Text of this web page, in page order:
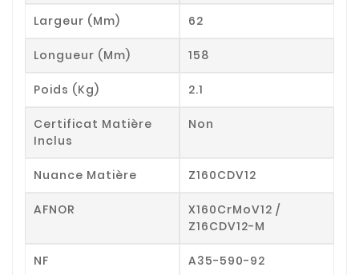
Largeur (mm) 62
Longueur (mm) 158
Poids (kg) 2.1
Certificat Matière
Inclus
Non
Nuance Matière Z160CDV12
AFNOR
X160CrMoV12 /
Z16CDV12-M
NF A35-590-92